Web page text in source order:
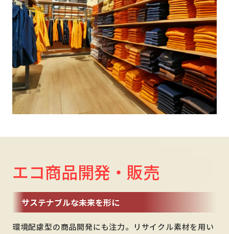
エコ商品開発・販売
サステナブルな未来を形に
環境配慮型の商品開発にも注力。リサイクル素材を用い